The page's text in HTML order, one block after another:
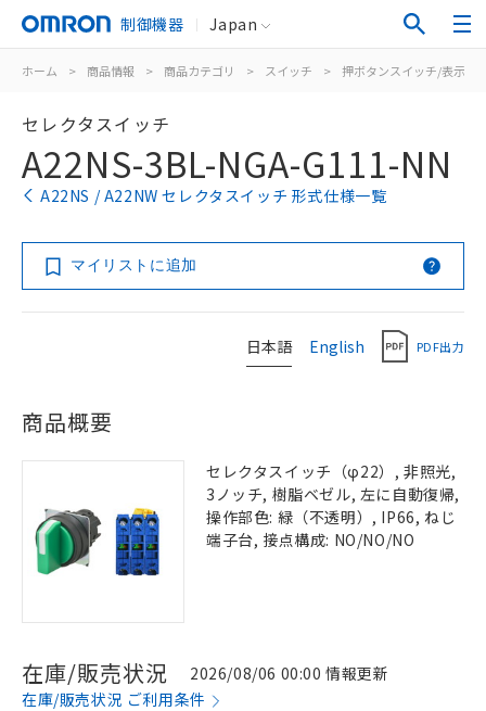
制御機器 Japan
ホーム > 商品情報 > 商品カテゴリ > スイッチ > 押ボタンスイッチ/表示灯
セレクタスイッチ
A22NS-3BL-NGA-G111-NN
A22NS / A22NW セレクタスイッチ 形式仕様一覧
マイリストに追加
日本語 English PDF出力
商品概要
セレクタスイッチ（φ22）, 非照光,
3ノッチ, 樹脂ベゼル, 左に自動復帰,
操作部色: 緑（不透明）, IP66, ねじ
端子台, 接点構成: NO/NO/NO
在庫/販売状況
2026/08/06 00:00 情報更新
在庫/販売状況 ご利用条件